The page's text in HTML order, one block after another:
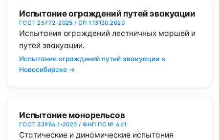
Испытание ограждений путей эвакуации
ГОСТ 25772-2025 / СП 1.13130.2020
Испытания ограждений лестничных маршей и
путей эвакуации.
Испытание ограждений путей эвакуации в
Новосибирске →
Испытание монорельсов
ГОСТ 33984.1-2023 / ФНП ПС № 461
Статические и динамические испытания